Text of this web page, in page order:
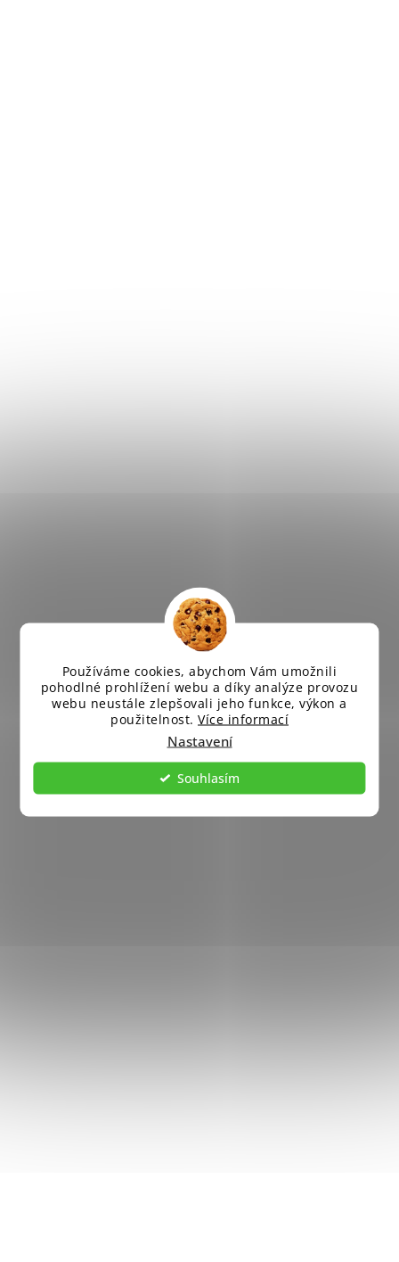
Používáme cookies, abychom Vám umožnili
pohodlné prohlížení webu a díky analýze provozu
webu neustále zlepšovali jeho funkce, výkon a
použitelnost. Více informací
Nastavení
Souhlasím